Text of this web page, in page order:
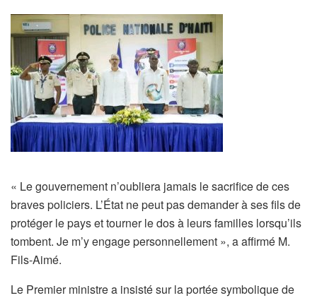
« Le gouvernement n’oubliera jamais le sacrifice de ces
braves policiers. L’État ne peut pas demander à ses fils de
protéger le pays et tourner le dos à leurs familles lorsqu’ils
tombent. Je m’y engage personnellement », a affirmé M.
Fils-Aimé.
Le Premier ministre a insisté sur la portée symbolique de